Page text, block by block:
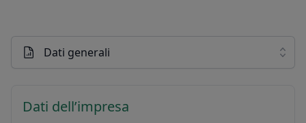
Dati generali
Dati dell’impresa